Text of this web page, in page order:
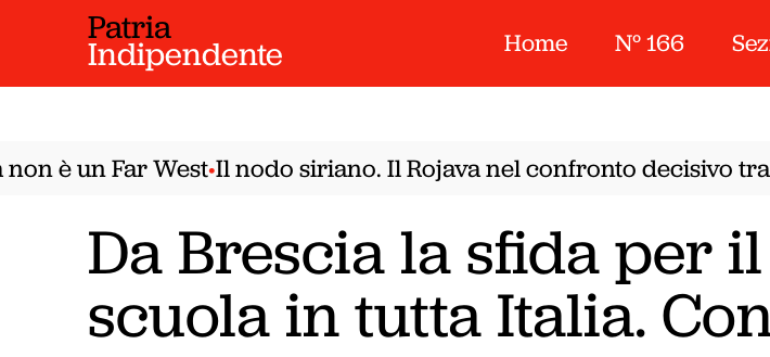
Patria
Indipendente Home N° 166
è un Far West•Il nodo siriano. Il Rojava nel confronto decisivo tra
Da Brescia la sfida per
scuola in tutta Italia.